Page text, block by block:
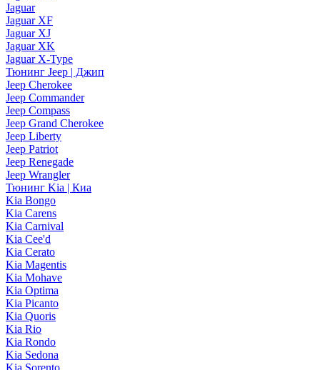
Jaguar
Jaguar XF
Jaguar XJ
Jaguar XK
Jaguar X-Type
Тюнинг Jeep | Джип
Jeep Cherokee
Jeep Commander
Jeep Compass
Jeep Grand Cherokee
Jeep Liberty
Jeep Patriot
Jeep Renegade
Jeep Wrangler
Тюнинг Kia | Киа
Kia Bongo
Kia Carens
Kia Carnival
Kia Cee'd
Kia Cerato
Kia Magentis
Kia Mohave
Kia Optima
Kia Picanto
Kia Quoris
Kia Rio
Kia Rondo
Kia Sedona
Kia Sorento